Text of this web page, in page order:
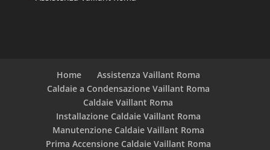
Home
Assistenza Vaillant Roma
Caldaie a Condensazione Vaillant Roma
Caldaie Vaillant Roma
Installazione Caldaie Vaillant Roma
Manutenzione Caldaie Vaillant Roma
Prima Accensione Caldaie Vaillant Roma